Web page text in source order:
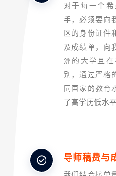
对于每一个
手，必须要向
区的身份证件
及成绩单，向
洲的大学且
别，通过严格
同国家的教育
了高学历低水
导师稿费与